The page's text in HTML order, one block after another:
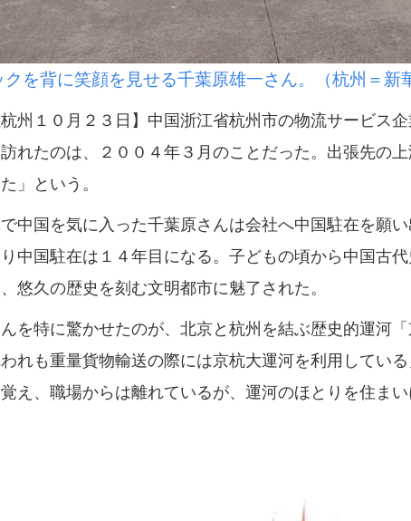
クを背に笑顔を見せる千葉原雄一さん。（杭州＝新
州１０月２３日】中国浙江省杭州市の物流サービス
れたのは、２００４年３月のことだった。出張先の
」という。
中国を気に入った千葉原さんは会社へ中国駐在を願
中国駐在は１４年目になる。子どもの頃から中国古
悠久の歴史を刻む文明都市に魅了された。
を特に驚かせたのが、北京と杭州を結ぶ歴史的運河
れも重量貨物輸送の際には京杭大運河を利用してい
え、職場からは離れているが、運河のほとりを住まい